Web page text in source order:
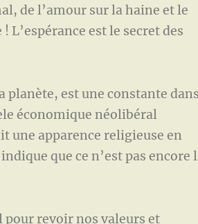
de l’amour sur la haine et le
L’espérance est le secret des
est une constante
économique néolibéral
une apparence religieuse en
que ce n’est pas encore
revoir nos valeurs et